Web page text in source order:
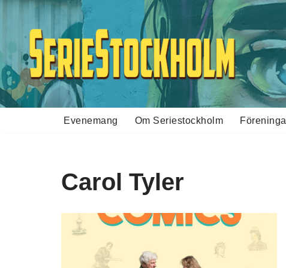
Hoppa
innehåll
Evenemang Om Seriestockholm
Carol Tyler